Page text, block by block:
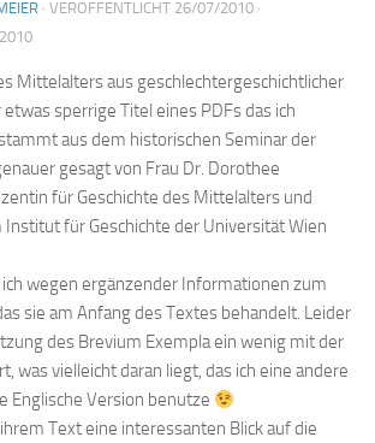
· VERÖFFENTLICHT 26/07/2010 ·
Mittelalters aus geschlechtergeschichtlicher
sperrige Titel eines PDFs das ich
aus dem historischen Seminar der
gesagt von Frau Dr. Dorothee
für Geschichte des Mittelalters und
Institut für Geschichte der Universität Wien
wegen ergänzender Informationen zum
sie am Anfang des Textes behandelt. Leider
des Brevium Exempla ein wenig mit der
was vielleicht daran liegt, das ich eine andere
Englische Version benutze
Text eine interessanten Blick auf die